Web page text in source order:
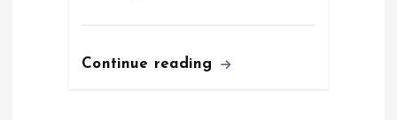
Continue reading